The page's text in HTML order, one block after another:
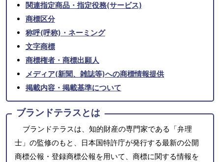
関連指定商品・指定役務(サービス)
商標区分
称呼(呼称)・ネーミング
文字商標
商標権者・商標出願人
メディア(新聞、雑誌等)への商標情報提供
掲載内容・掲載基準について
ブランドテラスとは
ブランドテラスは、知的財産の専門家である「弁理
士」の監修のもと、日本国特許庁が発行する最新の公開
商標公報・登録商標公報を用いて、商標に関する情報を